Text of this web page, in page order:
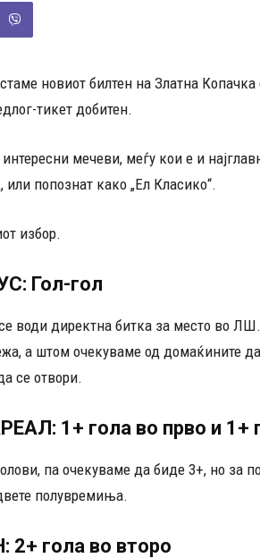
новиот билтен на Златна
тикет добитен.
мечеви, меѓу кои е и
попознат како „Ел Класико“.
избор.
Гол-гол
води директна битка за место во ЛШ.
а штом очекуваме од домаќините
се отвори.
1+ гола во прво и 1+
па очекуваме да биде 3+, но за
полувремиња.
гола во второ